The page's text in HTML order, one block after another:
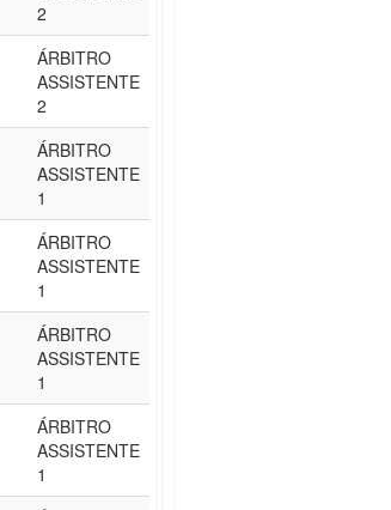
2
ÁRBITRO
ASSISTENTE
2
ÁRBITRO
ASSISTENTE
1
ÁRBITRO
ASSISTENTE
1
ÁRBITRO
ASSISTENTE
1
ÁRBITRO
ASSISTENTE
1